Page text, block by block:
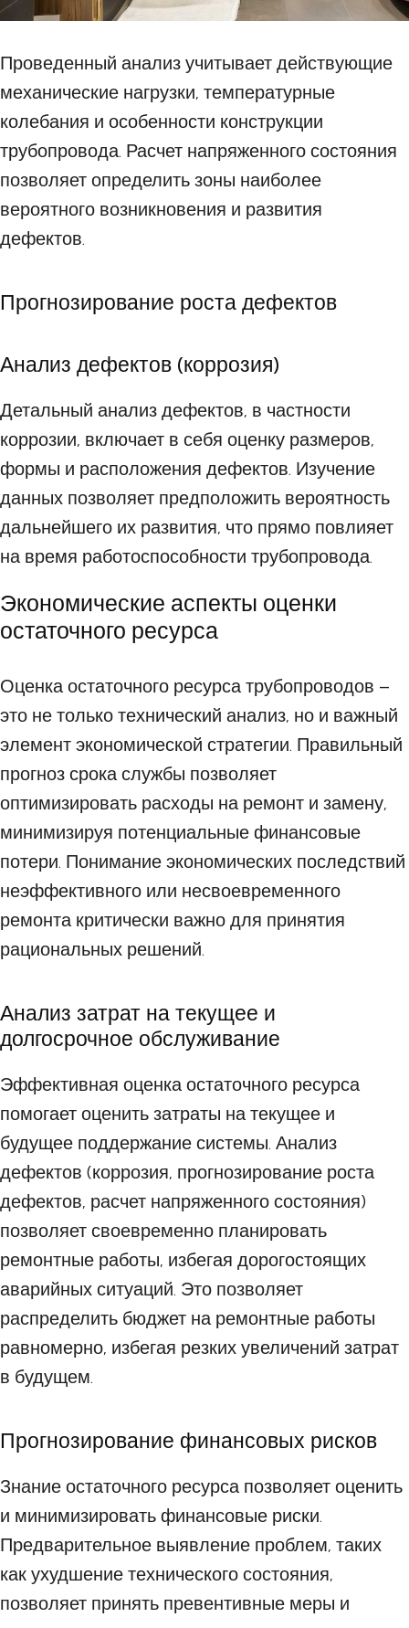
Проведенный анализ учитывает действующие
механические нагрузки, температурные
колебания и особенности конструкции
трубопровода. Расчет напряженного состояния
позволяет определить зоны наиболее
вероятного возникновения и развития
дефектов.
Прогнозирование роста дефектов
Анализ дефектов (коррозия)
Детальный анализ дефектов, в частности
коррозии, включает в себя оценку размеров,
формы и расположения дефектов. Изучение
данных позволяет предположить вероятность
дальнейшего их развития, что прямо повлияет
на время работоспособности трубопровода.
Экономические аспекты оценки
остаточного ресурса
Оценка остаточного ресурса трубопроводов –
это не только технический анализ, но и важный
элемент экономической стратегии. Правильный
прогноз срока службы позволяет
оптимизировать расходы на ремонт и замену,
минимизируя потенциальные финансовые
потери. Понимание экономических последствий
неэффективного или несвоевременного
ремонта критически важно для принятия
рациональных решений.
Анализ затрат на текущее и
долгосрочное обслуживание
Эффективная оценка остаточного ресурса
помогает оценить затраты на текущее и
будущее поддержание системы. Анализ
дефектов (коррозия, прогнозирование роста
дефектов, расчет напряженного состояния)
позволяет своевременно планировать
ремонтные работы, избегая дорогостоящих
аварийных ситуаций. Это позволяет
распределить бюджет на ремонтные работы
равномерно, избегая резких увеличений затрат
в будущем.
Прогнозирование финансовых рисков
Знание остаточного ресурса позволяет оценить
и минимизировать финансовые риски.
Предварительное выявление проблем, таких
как ухудшение технического состояния,
позволяет принять превентивные меры и